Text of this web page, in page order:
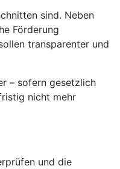
sind. Neben
Förderung
transparenter und
– sofern gesetzlich
nicht mehr
und die